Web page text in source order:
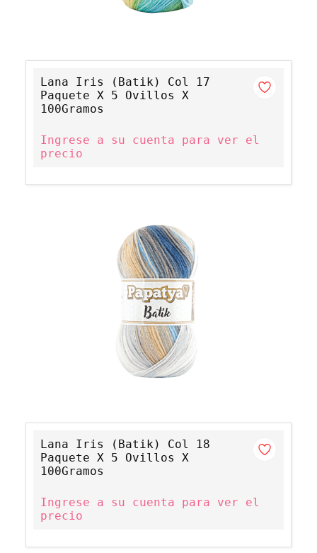
Lana Iris (Batik) Col 17
Paquete X 5 Ovillos X
100Gramos
Ingrese a su cuenta para ver el
precio
Lana Iris (Batik) Col 18
Paquete X 5 Ovillos X
100Gramos
Ingrese a su cuenta para ver el
precio